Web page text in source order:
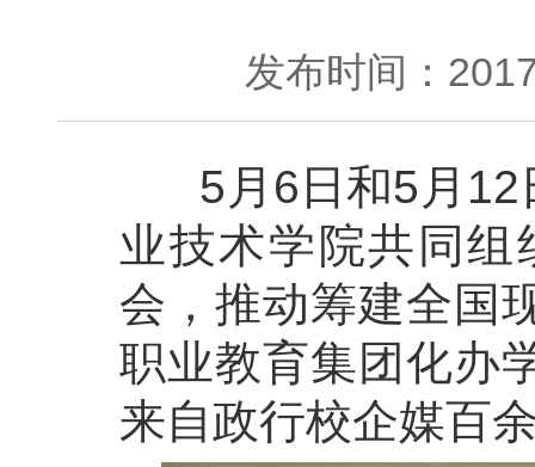
发布时间：
5月6日和5月12
业技术学院共同
会，推动筹建全国
职业教育集团化办
来自政行校企媒百